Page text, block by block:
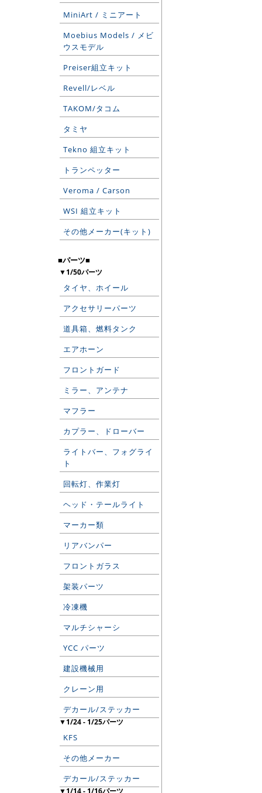
MiniArt / ミニアート
Moebius Models / メビ
ウスモデル
Preiser組立キット
Revell/レベル
TAKOM/タコム
タミヤ
Tekno 組立キット
トランペッター
Veroma / Carson
WSI 組立キット
その他メーカー(キット)
■パーツ■
▼1/50パーツ
タイヤ、ホイール
アクセサリーパーツ
道具箱、燃料タンク
エアホーン
フロントガード
ミラー、アンテナ
マフラー
カプラー、ドローバー
ライトバー、フォグライ
ト
回転灯、作業灯
ヘッド・テールライト
マーカー類
リアバンパー
フロントガラス
架装パーツ
冷凍機
マルチシャーシ
YCC パーツ
建設機械用
クレーン用
デカール/ステッカー
▼1/24 - 1/25パーツ
KFS
その他メーカー
デカール/ステッカー
▼1/14 - 1/16パーツ